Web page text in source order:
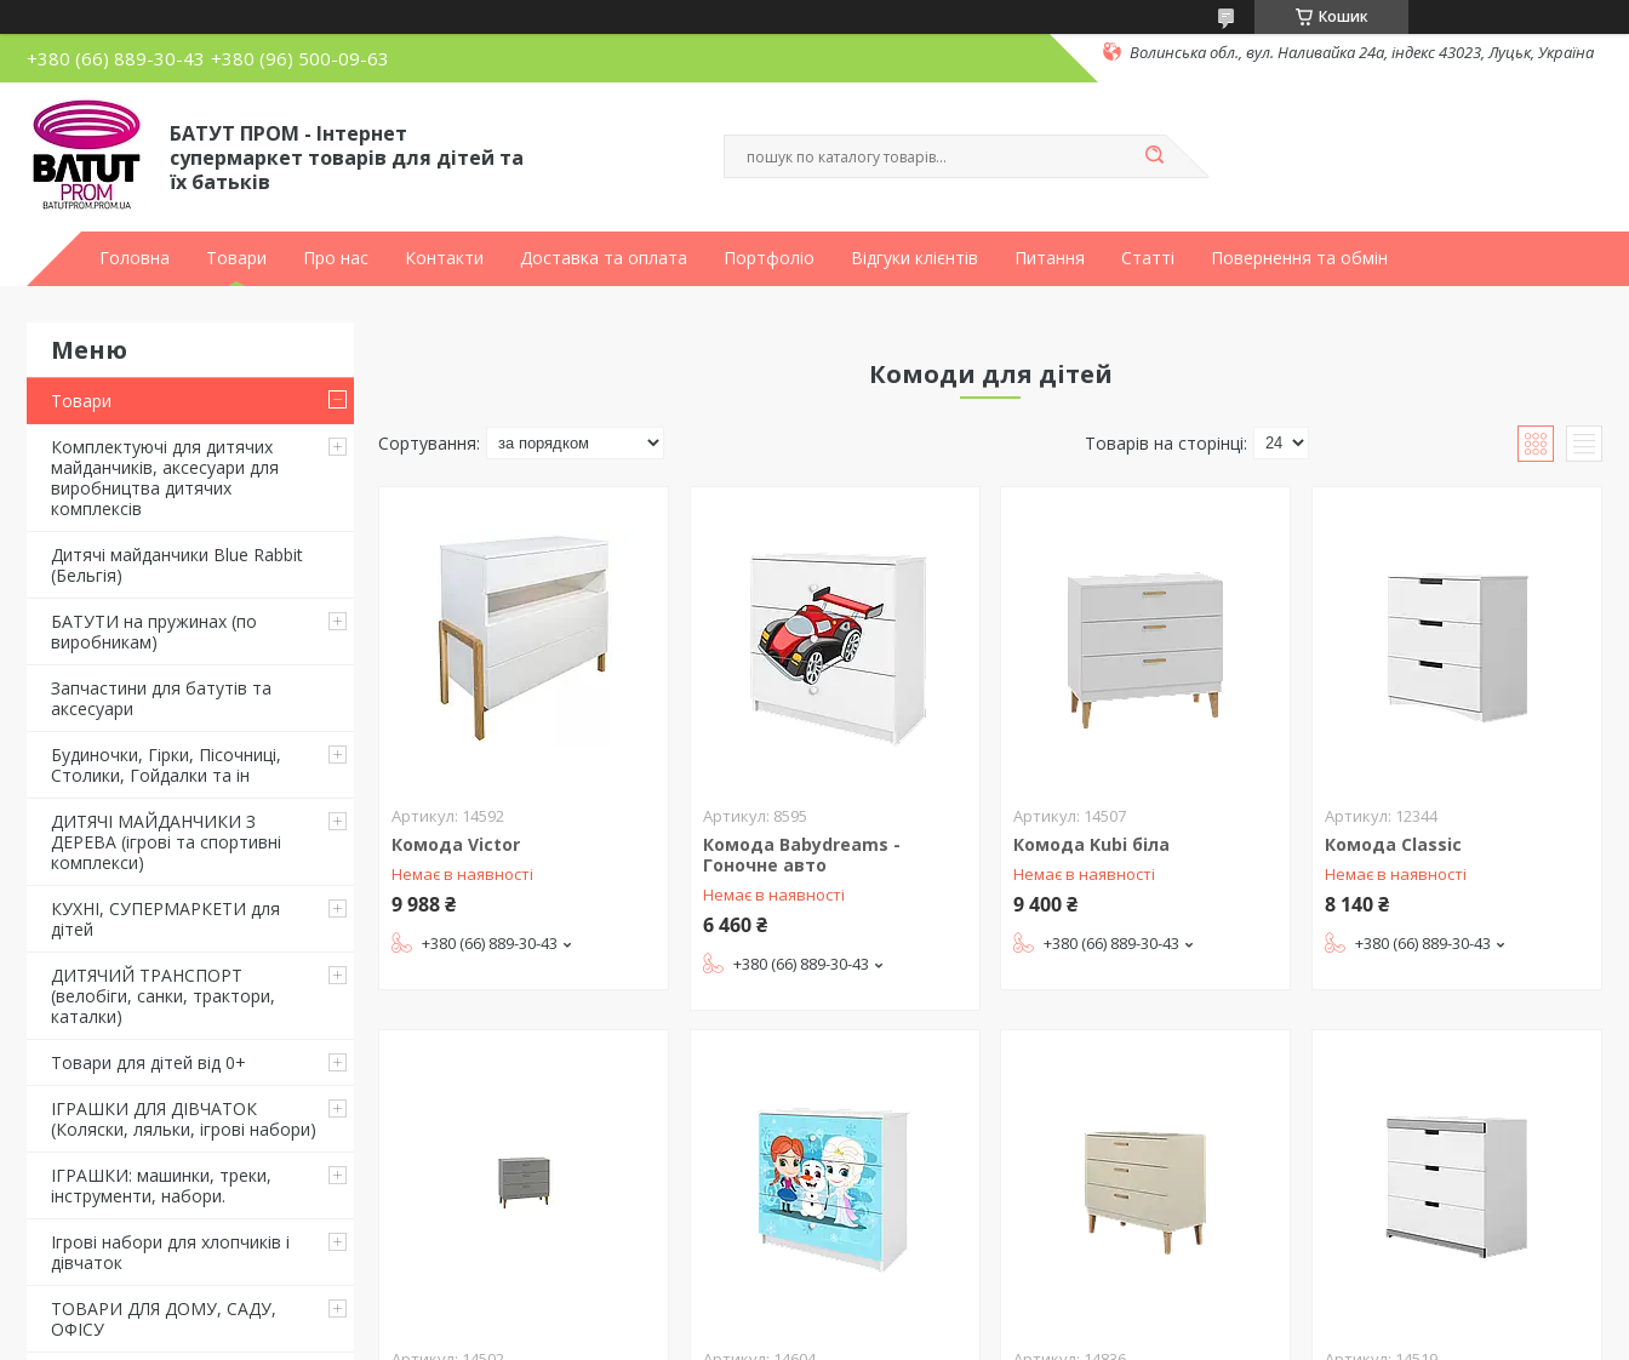
Кошик
+380 (66) 889-30-43 +380 (96) 500-09-63 Волинська обл., вул. Наливайка 24а, індекс 43023, Луцьк, Україна
БАТУТ ПРОМ - Інтернет
супермаркет товарів для дітей та
їх батьків
Головна Товари Про нас Контакти Доставка та оплата Портфоліо Відгуки клієнтів Питання Статті Повернення та обмін
Товари
Комплектуючі для дитячих
майданчиків, аксесуари для
виробництва дитячих
комплексів
Дитячі майданчики Blue Rabbit
(Бельгія)
БАТУТИ на пружинах (по
виробникам)
Запчастини для батутів та
аксесуари
Будиночки, Гірки, Пісочниці,
Столики, Гойдалки та ін
ДИТЯЧІ МАЙДАНЧИКИ З
ДЕРЕВА (ігрові та спортивні
комплекси)
КУХНІ, СУПЕРМАРКЕТИ для
дітей
ДИТЯЧИЙ ТРАНСПОРТ
(велобіги, санки, трактори,
каталки)
Товари для дітей від 0+
ІГРАШКИ ДЛЯ ДІВЧАТОК
(Коляски, ляльки, ігрові набори)
ІГРАШКИ: машинки, треки,
інструменти, набори.
Ігрові набори для хлопчиків і
дівчаток
ТОВАРИ ДЛЯ ДОМУ, САДУ,
ОФІСУ
Комоди для дітей
14592
Комода Victor
Немає в наявності
9 988 ₴
+380 (66) 889-30-43
8595
Комода Babydreams -
Гоночне авто
Немає в наявності
6 460 ₴
+380 (66) 889-30-43
14507
Комода Kubi біла
Немає в наявності
9 400 ₴
+380 (66) 889-30-43
12344
Комода Classic
Немає в наявності
8 140 ₴
+380 (66) 889-30-43